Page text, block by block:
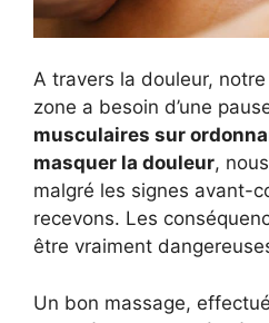
A travers la douleur, notre
zone a besoin d’une
musculaires sur
masquer la douleur,
malgré les signes avant-
recevons. Les
être vraiment
Un bon massage,